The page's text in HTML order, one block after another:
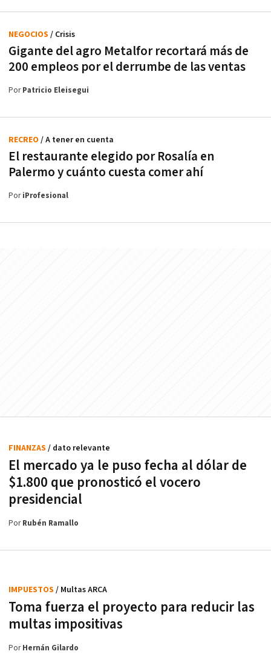
Gigante del agro Metalfor recortará más de
200 empleos por el derrumbe de las ventas
NEGOCIOS / Crisis
PorPatricio Eleisegui
El restaurante elegido por Rosalía en
Palermo y cuánto cuesta comer ahí
RECREO / A tener en cuenta
PoriProfesional
El mercado ya le puso fecha al dólar de
$1.800 que pronosticó el vocero
presidencial
FINANZAS / dato relevante
PorRubén Ramallo
Toma fuerza el proyecto para reducir las
multas impositivas
IMPUESTOS / Multas ARCA
PorHernán Gilardo